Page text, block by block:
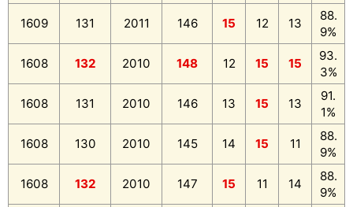
1609 131 2011 146 15 12 13
88.
9%
1608 132 2010 148 12 15 15
93.
3%
1608 131 2010 146 13 15 13
91.
1%
1608 130 2010 145 14 15 11
88.
9%
1608 132 2010 147 15 11 14
88.
9%